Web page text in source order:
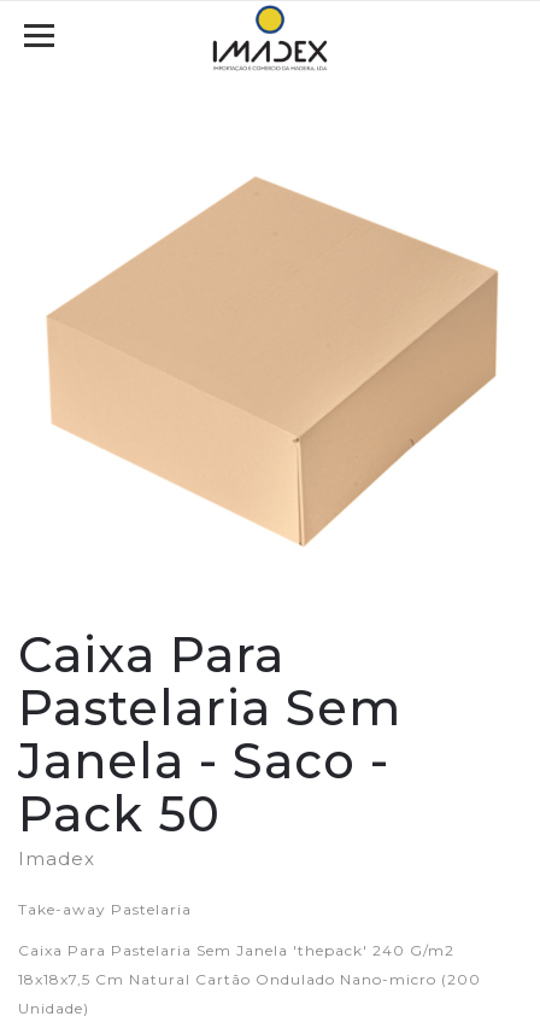
Caixa Para
Pastelaria Sem
Janela - Saco -
Pack 50
Imadex
Take-away Pastelaria
Caixa Para Pastelaria Sem Janela 'thepack' 240 G/m2
18x18x7,5 Cm Natural Cartão Ondulado Nano-micro (200
Unidade)